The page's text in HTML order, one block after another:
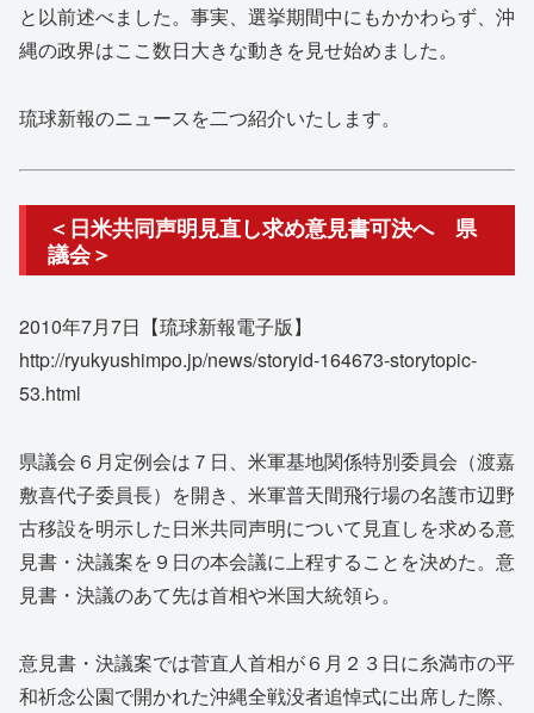
と以前述べました。事実、選挙期間中にもかかわらず、沖
縄の政界はここ数日大きな動きを見せ始めました。
琉球新報のニュースを二つ紹介いたします。
＜日米共同声明見直し求め意見書可決へ 県
議会＞
2010年7月7日【琉球新報電子版】
http://ryukyushimpo.jp/news/storyid-164673-storytopic-
53.html
県議会６月定例会は７日、米軍基地関係特別委員会（渡嘉
敷喜代子委員長）を開き、米軍普天間飛行場の名護市辺野
古移設を明示した日米共同声明について見直しを求める意
見書・決議案を９日の本会議に上程することを決めた。意
見書・決議のあて先は首相や米国大統領ら。
意見書・決議案では菅直人首相が６月２３日に糸満市の平
和祈念公園で開かれた沖縄全戦没者追悼式に出席した際、